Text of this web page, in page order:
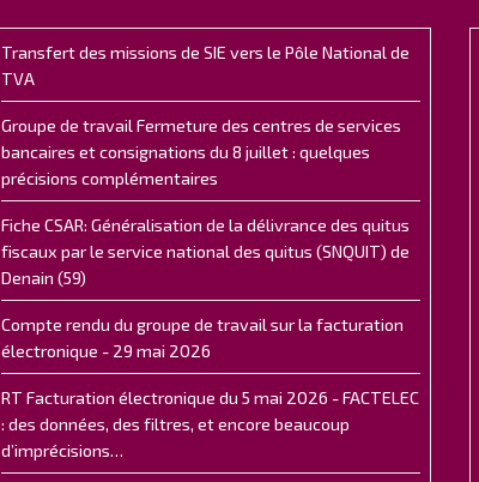
Transfert des missions de SIE vers le Pôle National de
TVA
Groupe de travail Fermeture des centres de services
bancaires et consignations du 8 juillet : quelques
précisions complémentaires
Fiche CSAR: Généralisation de la délivrance des quitus
fiscaux par le service national des quitus (SNQUIT) de
Denain (59)
Compte rendu du groupe de travail sur la facturation
électronique - 29 mai 2026
RT Facturation électronique du 5 mai 2026 - FACTELEC
: des données, des filtres, et encore beaucoup
d’imprécisions…